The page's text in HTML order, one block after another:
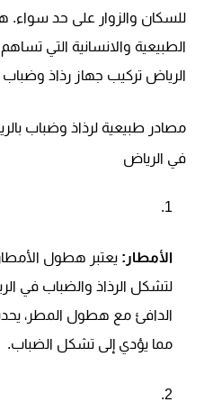
للسكان والزوار على حد
الطبيعية والانسانية التي
الرياض تركيب جهاز رذاذ
مصادر طبيعية لرذاذ وضباب
في الرياض
الأمطار: يعتبر هطول
لتشكل الرذاذ والضباب في
الدافئ مع هطول المطر، يحدث
مما يؤدي إلى تشكل الضباب.